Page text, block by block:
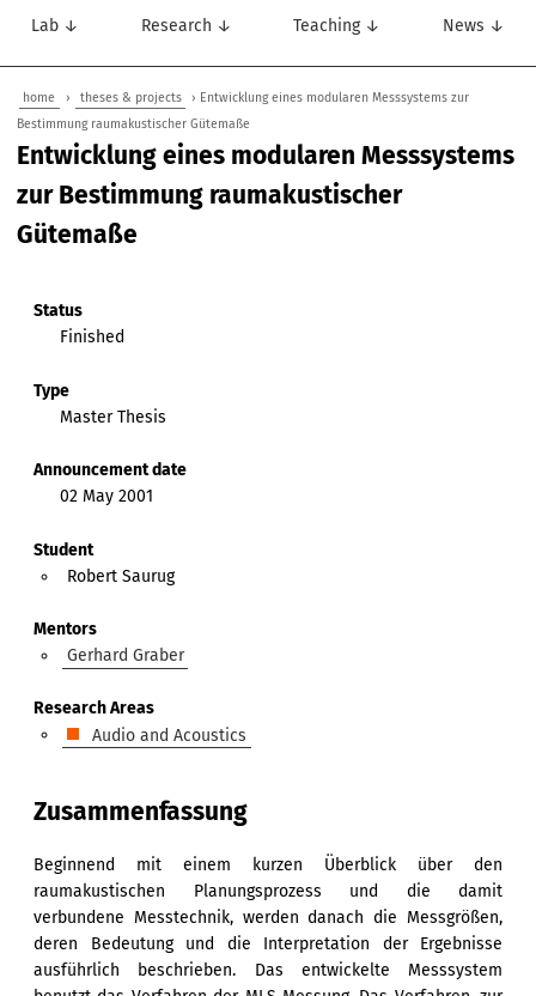
Lab ↓ Research ↓ Teaching ↓ News ↓
home › theses & projects
› Entwicklung eines modularen Messsystems zur
Bestimmung raumakustischer Gütemaße
Entwicklung eines modularen Messsystems
zur Bestimmung raumakustischer
Gütemaße
Status
Finished
Type
Master Thesis
Announcement date
02 May 2001
Student
Robert Saurug
Mentors
Gerhard Graber
Research Areas
Audio and Acoustics
Zusammenfassung
Beginnend mit einem kurzen Überblick über den
raumakustischen Planungsprozess und die damit
verbundene Messtechnik, werden danach die Messgrößen,
deren Bedeutung und die Interpretation der Ergebnisse
ausführlich beschrieben. Das entwickelte Messsystem